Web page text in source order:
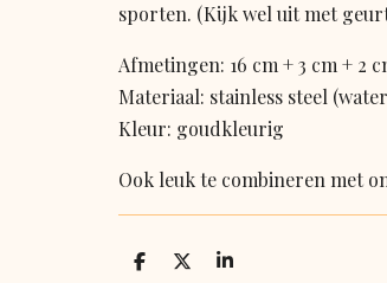
sporten. (Kijk wel uit met
Afmetingen: 16 cm + 3 cm + 2
Materiaal: stainless steel
Kleur: goudkleurig
Ook leuk te combineren met
D
D
S